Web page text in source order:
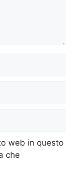
web in questo
che